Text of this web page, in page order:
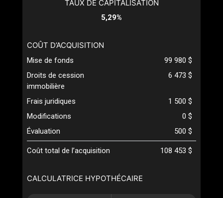
CALCULATRICE HYPOTHÉCAIRE
TAUX DE CAPITALISATION
5,29%
COÛT D’ACQUISITION
Mise de fonds
99 980 $
Droits de cession
immobilière
6 473 $
Frais juridiques
1 500 $
Modifications
0 $
Évaluation
500 $
Coût total de l’acquisition 108 453 $